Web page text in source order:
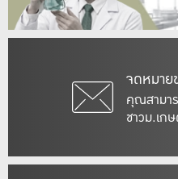
จดหมาย
คุณสามา
ชาวม.เก